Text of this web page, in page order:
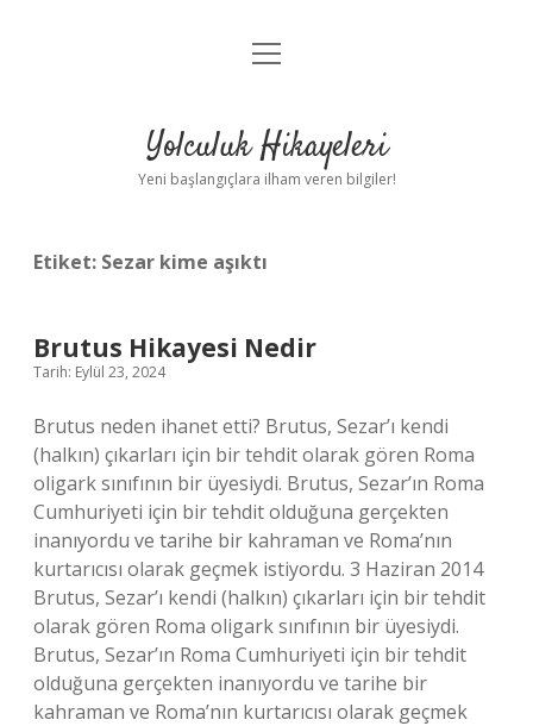
Anasayfa
Yasal Uyarı
menüyü
Yolculuk Hikayeleri
Yeni başlangıçlara ilham veren bilgiler!
Etiket: Sezar kime aşıktı
Brutus Hikayesi Nedir
Tarih: Eylül 23, 2024
Brutus neden ihanet etti? Brutus, Sezar’ı kendi
(halkın) çıkarları için bir tehdit olarak gören Roma
oligark sınıfının bir üyesiydi. Brutus, Sezar’ın Roma
Cumhuriyeti için bir tehdit olduğuna gerçekten
inanıyordu ve tarihe bir kahraman ve Roma’nın
kurtarıcısı olarak geçmek istiyordu. 3 Haziran 2014
Brutus, Sezar’ı kendi (halkın) çıkarları için bir tehdit
olarak gören Roma oligark sınıfının bir üyesiydi.
Brutus, Sezar’ın Roma Cumhuriyeti için bir tehdit
olduğuna gerçekten inanıyordu ve tarihe bir
kahraman ve Roma’nın kurtarıcısı olarak geçmek